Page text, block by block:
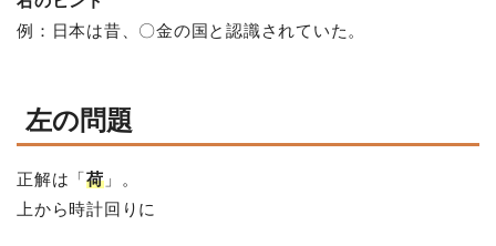
例：日本は昔、〇金の国と認識されていた。
左の問題
正解は「荷」。
上から時計回りに